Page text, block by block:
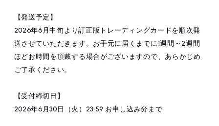
【発送予定】
2026年6月中旬より訂正版トレーディングカードを順次発
送させていただきます。お手元に届くまでに1週間～2週間
ほどお時間を頂戴する場合がございますので、あらかじめ
ご了承ください。
【受付締切日】
2026年6月30日（火）23:59 お申し込み分まで